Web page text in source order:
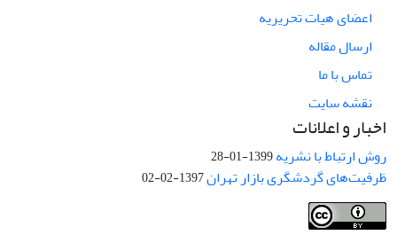
اعضای هیات تحریریه
ارسال مقاله
تماس با ما
نقشه سایت
اخبار و اعلانات
روش ارتباط با نشریه1399-01-28
ظرفیت‌های گردشگری بازار تهران1397-02-02